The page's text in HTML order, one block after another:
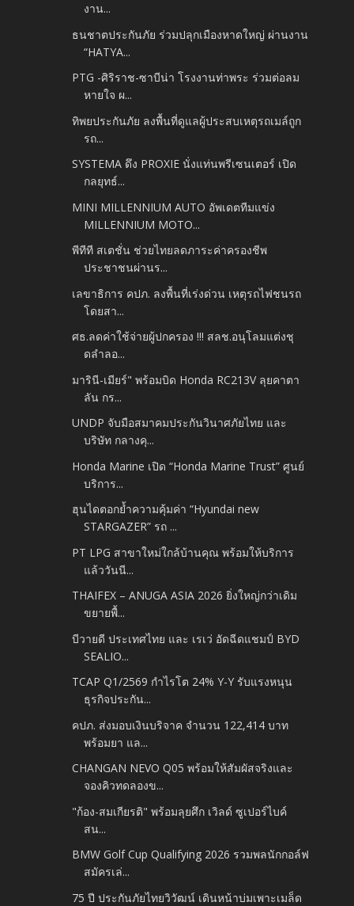
งาน...
ธนชาตประกันภัย ร่วมปลุกเมืองหาดใหญ่ ผ่านงาน
“HATYA...
PTG -ศิริราช-ซาบีน่า โรงงานท่าพระ ร่วมต่อลม
หายใจ ผ...
ทิพยประกันภัย ลงพื้นที่ดูแลผู้ประสบเหตุรถเมล์ถูก
รถ...
SYSTEMA ดึง PROXIE นั่งแท่นพรีเซนเตอร์ เปิด
กลยุทธ์...
MINI MILLENNIUM AUTO อัพเดตทีมแข่ง
MILLENNIUM MOTO...
พีทีที สเตชั่น ช่วยไทยลดภาระค่าครองชีพ
ประชาชนผ่านร...
เลขาธิการ คปภ. ลงพื้นที่เร่งด่วน เหตุรถไฟชนรถ
โดยสา...
ศธ.ลดค่าใช้จ่ายผู้ปกครอง !!! สลช.อนุโลมแต่งชุ
ดลำลอ...
มารินี-เมียร์" พร้อมบิด Honda RC213V ลุยคาตา
ลัน กร...
UNDP จับมือสมาคมประกันวินาศภัยไทย และ
บริษัท กลางคุ...
Honda Marine เปิด “Honda Marine Trust” ศูนย์
บริการ...
ฮุนไดตอกย้ำความคุ้มค่า “Hyundai new
STARGAZER” รถ ...
PT LPG สาขาใหม่ใกล้บ้านคุณ พร้อมให้บริการ
แล้ววันนี...
THAIFEX – ANUGA ASIA 2026 ยิ่งใหญ่กว่าเดิม
ขยายพื้...
บีวายดี ประเทศไทย และ เรเว่ อัดฉีดแชมป์ BYD
SEALIO...
TCAP Q1/2569 กำไรโต 24% Y-Y รับแรงหนุน
ธุรกิจประกัน...
คปภ. ส่งมอบเงินบริจาค จำนวน 122,414 บาท
พร้อมยา แล...
CHANGAN NEVO Q05 พร้อมให้สัมผัสจริงและ
จองคิวทดลองข...
"ก้อง-สมเกียรติ" พร้อมลุยศึก เวิลด์ ซูเปอร์ไบค์
สน...
BMW Golf Cup Qualifying 2026 รวมพลนักกอล์ฟ
สมัครเล่...
75 ปี ประกันภัยไทยวิวัฒน์ เดินหน้าบ่มเพาะเมล็ด